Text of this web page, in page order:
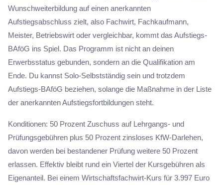
Wunschweiterbildung auf einen anerkannten
Aufstiegsabschluss zielt, also Fachwirt, Fachkaufmann,
Meister, Betriebswirt oder vergleichbar, kommt das Aufstiegs-
BAföG ins Spiel. Das Programm ist nicht an deinen
Erwerbsstatus gebunden, sondern an die Qualifikation am
Ende. Du kannst Solo-Selbstständig sein und trotzdem
Aufstiegs-BAföG beziehen, solange die Maßnahme in der Liste
der anerkannten Aufstiegsfortbildungen steht.
Konditionen: 50 Prozent Zuschuss auf Lehrgangs- und
Prüfungsgebühren plus 50 Prozent zinsloses KfW-Darlehen,
davon werden bei bestandener Prüfung weitere 50 Prozent
erlassen. Effektiv bleibt rund ein Viertel der Kursgebühren als
Eigenanteil. Bei einem Wirtschaftsfachwirt-Kurs für 3.997 Euro